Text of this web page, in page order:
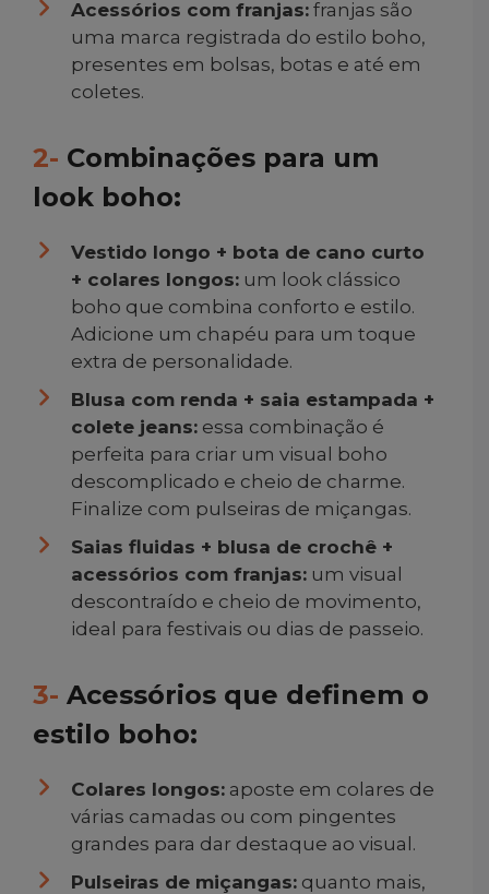
Acessórios com franjas: franjas são
uma marca registrada do estilo boho,
presentes em bolsas, botas e até em
coletes.
2- Combinações para um
look boho:
Vestido longo + bota de cano curto
+ colares longos: um look clássico
boho que combina conforto e estilo.
Adicione um chapéu para um toque
extra de personalidade.
Blusa com renda + saia estampada +
colete jeans: essa combinação é
perfeita para criar um visual boho
descomplicado e cheio de charme.
Finalize com pulseiras de miçangas.
Saias fluidas + blusa de crochê +
acessórios com franjas: um visual
descontraído e cheio de movimento,
ideal para festivais ou dias de passeio.
3- Acessórios que definem o
estilo boho:
Colares longos: aposte em colares de
várias camadas ou com pingentes
grandes para dar destaque ao visual.
Pulseiras de miçangas: quanto mais,